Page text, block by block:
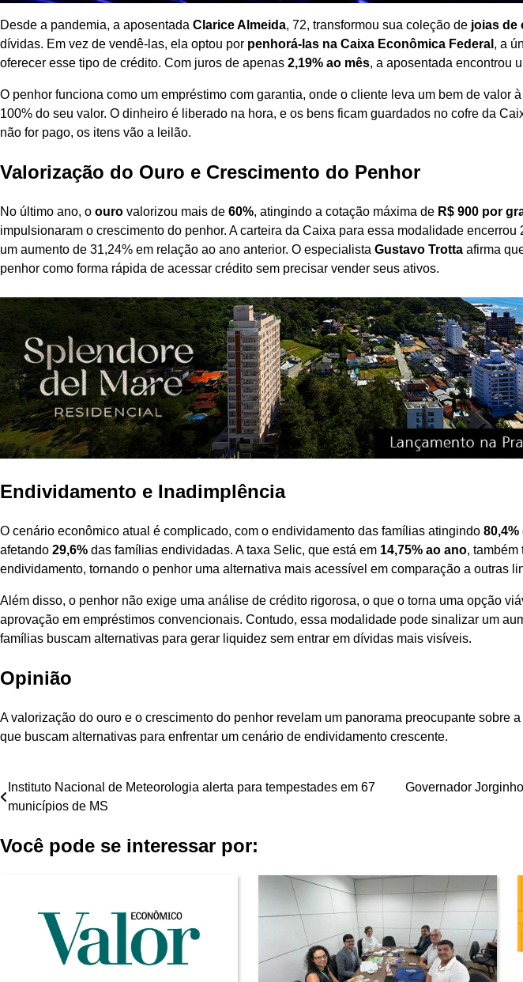
Desde a pandemia, a aposentada Clarice Almeida, 72, transformou sua coleção de joias de
dívidas. Em vez de vendê-las, ela optou por penhorá-las na Caixa Econômica Federal , a
oferecer esse tipo de crédito. Com juros de apenas 2,19% ao mês, a aposentada encontrou
O penhor funciona como um empréstimo com garantia, onde o cliente leva um bem de valor
100% do seu valor. O dinheiro é liberado na hora, e os bens ficam guardados no cofre da
não for pago, os itens vão a leilão.
Valorização do Ouro e Crescimento do Penhor
No último ano, o ouro valorizou mais de 60%, atingindo a cotação máxima de R$ 900 por
impulsionaram o crescimento do penhor. A carteira da Caixa para essa modalidade encerrou
um aumento de 31,24% em relação ao ano anterior. O especialista Gustavo Trotta afirma
penhor como forma rápida de acessar crédito sem precisar vender seus ativos.
Endividamento e Inadimplência
O cenário econômico atual é complicado, com o endividamento das famílias atingindo
afetando 29,6% das famílias endividadas. A taxa Selic, que está em 14,75% ao ano, também
endividamento, tornando o penhor uma alternativa mais acessível em comparação a outras
Além disso, o penhor não exige uma análise de crédito rigorosa, o que o torna uma opção
aprovação em empréstimos convencionais. Contudo, essa modalidade pode sinalizar um
famílias buscam alternativas para gerar liquidez sem entrar em dívidas mais visíveis.
Opinião
A valorização do ouro e o crescimento do penhor revelam um panorama preocupante sobre
que buscam alternativas para enfrentar um cenário de endividamento crescente.
Navegação
Post
Instituto Nacional de Meteorologia alerta para tempestades em 67
municípios de MS
Governador
Você pode se interessar por: